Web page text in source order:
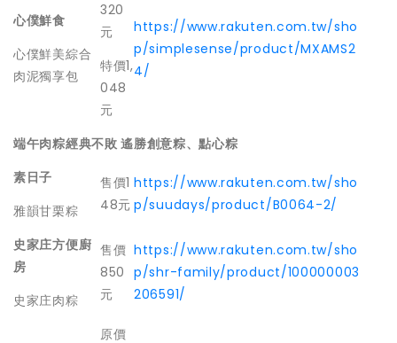
心僕鮮食
心僕鮮美綜合
肉泥獨享包
320
元
特價1,
048
元
https://www.rakuten.com.tw/sho
p/simplesense/product/MXAMS2
4/
端午肉粽經典不敗 遙勝創意粽、點心粽
素日子
雅韻甘栗粽
售價1
48元
https://www.rakuten.com.tw/sho
p/suudays/product/B0064-2/
史家庄方便廚
房
史家庄肉粽
售價
850
元
https://www.rakuten.com.tw/sho
p/shr-family/product/100000003
206591/
原價